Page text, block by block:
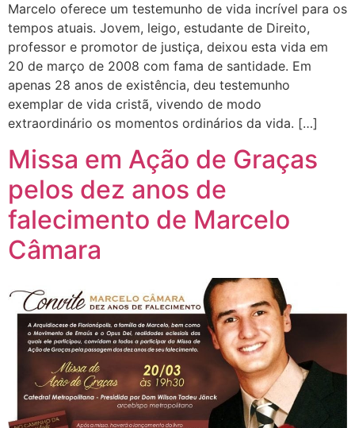
Marcelo oferece um testemunho de vida incrível para os
tempos atuais. Jovem, leigo, estudante de Direito,
professor e promotor de justiça, deixou esta vida em
20 de março de 2008 com fama de santidade. Em
apenas 28 anos de existência, deu testemunho
exemplar de vida cristã, vivendo de modo
extraordinário os momentos ordinários da vida. […]
Missa em Ação de Graças
pelos dez anos de
falecimento de Marcelo
Câmara